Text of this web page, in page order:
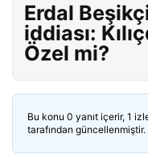
Erdal
iddiası:
Özel mi?
Bu konu 0 yanıt içerir, 1
tarafından güncellenmiştir.